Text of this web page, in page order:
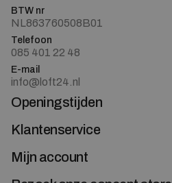
BTW nr
NL863760508B01
Telefoon
085 401 22 48
E-mail
info@loft24.nl
Openingstijden
Klantenservice
Mijn account